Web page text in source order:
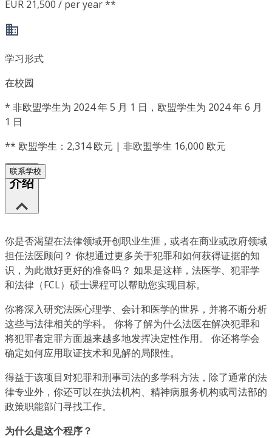
EUR 21,500 / per year **
学习形式
在校园
* 非欧盟学生为 2024 年 5 月 1 日，欧盟学生为 2024 年 6 月
1 日
** 欧盟学生：2,314 欧元 | 非欧盟学生 16,000 欧元
联系学校
介绍
你是否渴望在法律领域开创职业生涯，或者在商业或政府领域
担任法医顾问？ 你想通过更多关于犯罪和如何获得证据的知
识，为此做好更好的准备吗？ 如果是这样，法医学、犯罪学
和法律（FCL）硕士课程可以帮助您实现目标。
你将深入研究法医心理学、会计和医学的世界，并将不断分析
这些与法律相关的学科。 你将了解为什么法医在解决犯罪和
将犯罪者定罪方面越来越多地发挥决定性作用。 你还将学会
确定如何应用取证技术和见解的局限性。
得益于该项目对犯罪和刑事司法的多学科方法，除了通常的法
律专业外，你还可以在执法机构、精神病服务机构或司法部的
政策职能部门寻找工作。
为什么是这个程序？